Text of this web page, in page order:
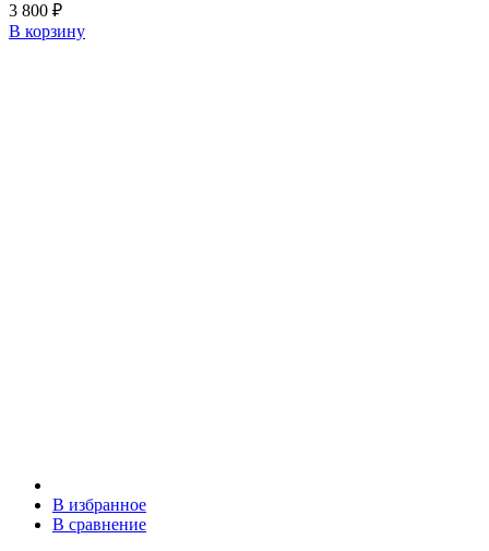
3 800 ₽
В корзину
В избранное
В сравнение